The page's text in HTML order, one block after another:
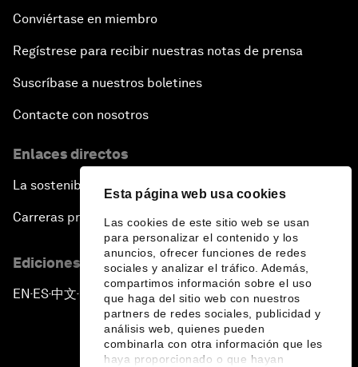
Esta página web usa cookies
Las cookies de este sitio web se usan
para personalizar el contenido y los
anuncios, ofrecer funciones de redes
sociales y analizar el tráfico. Además,
compartimos información sobre el uso
que haga del sitio web con nuestros
partners de redes sociales, publicidad y
análisis web, quienes pueden
combinarla con otra información que les
haya proporcionado o que hayan
Conviértase en miembro
Regístrese para recibir nuestras notas de prensa
Suscríbase a nuestros boletines
Contacte con nosotros
Enlaces directos
La sostenibilidad en el Foro
Carreras profesionales
Ediciones en otros idiomas
EN ▪ ES▪中文▪ 日本語